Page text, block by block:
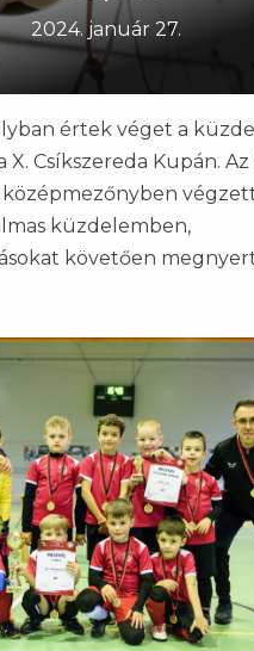
2024. január 27.
értek véget a
X. Csíkszereda Kupán. Az
küzdelemben,
követően